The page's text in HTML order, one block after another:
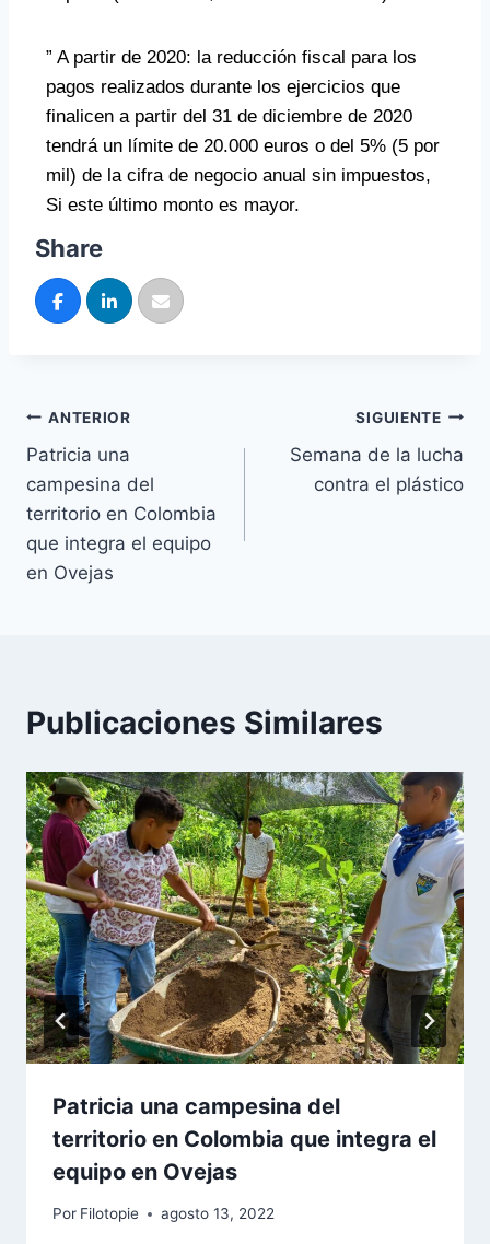
” A partir de 2020: la reducción fiscal para los
pagos realizados durante los ejercicios que
finalicen a partir del 31 de diciembre de 2020
tendrá un límite de 20.000 euros o del 5% (5 por
mil) de la cifra de negocio anual sin impuestos,
Si este último monto es mayor.
Share
ANTERIOR
Patricia una
campesina del
territorio en Colombia
que integra el equipo
en Ovejas
SIGUIENTE
Semana de la lucha
contra el plástico
Publicaciones Similares
Patricia una campesina del
territorio en Colombia que integra el
equipo en Ovejas
Por Filotopie agosto 13, 2022